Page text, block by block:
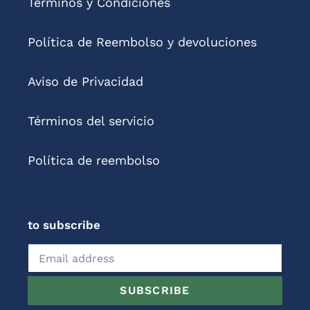
Política de Reembolso y devoluciones
Aviso de Privacidad
Términos del servicio
Política de reembolso
to subscribe
SUBSCRIBE